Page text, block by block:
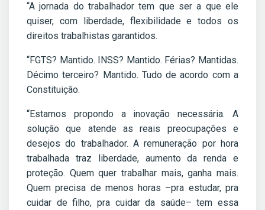
“A jornada do trabalhador tem que ser a que ele
quiser, com liberdade, flexibilidade e todos os
direitos trabalhistas garantidos.
“FGTS? Mantido. INSS? Mantido. Férias? Mantidas.
Décimo terceiro? Mantido. Tudo de acordo com a
Constituição.
“Estamos propondo a inovação necessária. A
solução que atende as reais preocupações e
desejos do trabalhador. A remuneração por hora
trabalhada traz liberdade, aumento da renda e
proteção. Quem quer trabalhar mais, ganha mais.
Quem precisa de menos horas –pra estudar, pra
cuidar de filho, pra cuidar da saúde– tem essa